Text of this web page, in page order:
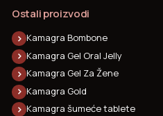
Ostali proizvodi
Kamagra Bombone
Kamagra Gel Oral Jelly
Kamagra Gel Za Žene
Kamagra Gold
Kamagra šumeće tablete